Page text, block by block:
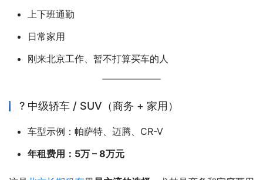
上下班通勤
日常家用
刚来北京工作、暂不打算买车的人
? 中级轿车 / SUV（商务 + 家用）
车型示例：帕萨特、迈腾、CR-V
年租费用：5万 – 8万元